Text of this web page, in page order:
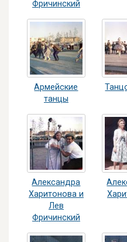
Фричинский
Армейские
танцы
Александра
Харитонова и
Лев
Фричинский